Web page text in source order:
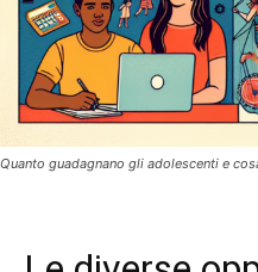
Quanto guadagnano gli adolescenti e